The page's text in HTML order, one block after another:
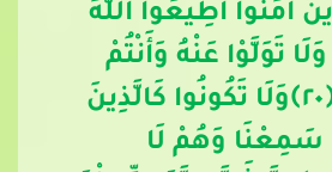
آمَنُوا أَطِيعُوا اللَّهَ
تَوَلَّوْا عَنْهُ وَأَنْتُمْ
٢٠﴾وَلَا تَكُونُوا كَالَّذِينَ
سَمِعْنَا وَهُمْ لَا